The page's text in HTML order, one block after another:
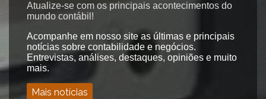
Atualize-se com os principais acontecimentos do
mundo contábil!
Acompanhe em nosso site as últimas e principais
notícias sobre contabilidade e negócios.
Entrevistas, análises, destaques, opiniões e muito
mais.
Mais notícias